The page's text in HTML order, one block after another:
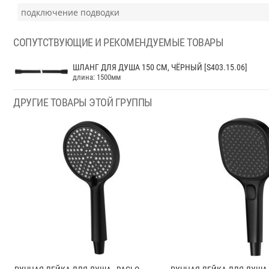
подключение подводки
СОПУТСТВУЮЩИЕ И РЕКОМЕНДУЕМЫЕ ТОВАРЫ
ШЛАНГ ДЛЯ ДУША 150 СМ, ЧЁРНЫЙ [S403.15.06]
длина: 1500мм
ДРУГИЕ ТОВАРЫ ЭТОЙ ГРУППЫ